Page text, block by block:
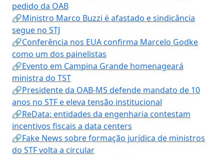
pedido da OAB
🔗Ministro Marco Buzzi é afastado e sindicância
segue no STJ
🔗Conferência nos EUA confirma Marcelo Godke
como um dos painelistas
🔗Evento em Campina Grande homenageará
ministra do TST
🔗Presidente da OAB-MS defende mandato de 10
anos no STF e eleva tensão institucional
🔗ReData: entidades da engenharia contestam
incentivos fiscais a data centers
🔗Fake News sobre formação jurídica de ministros
do STF volta a circular